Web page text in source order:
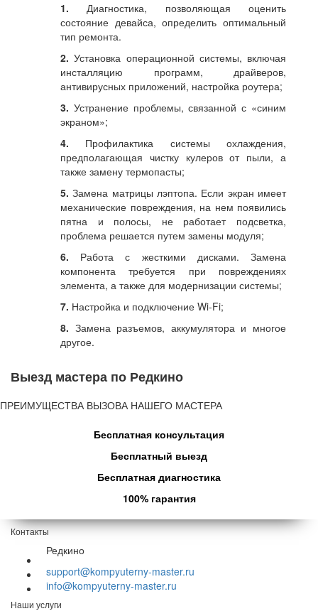
1. Диагностика, позволяющая оценить
состояние девайса, определить оптимальный
тип ремонта.
2. Установка операционной системы, включая
инсталляцию программ, драйверов,
антивирусных приложений, настройка роутера;
3. Устранение проблемы, связанной с «синим
экраном»;
4. Профилактика системы охлаждения,
предполагающая чистку кулеров от пыли, а
также замену термопасты;
5. Замена матрицы лэптопа. Если экран имеет
механические повреждения, на нем появились
пятна и полосы, не работает подсветка,
проблема решается путем замены модуля;
6. Работа с жесткими дисками. Замена
компонента требуется при повреждениях
элемента, а также для модернизации системы;
7. Настройка и подключение Wi-Fi;
8. Замена разъемов, аккумулятора и многое
другое.
Выезд мастера по Редкино
ПРЕИМУЩЕСТВА ВЫЗОВА НАШЕГО МАСТЕРА
Бесплатная консультация
Бесплатный выезд
Бесплатная диагностика
100% гарантия
Контакты
Редкино
support@kompyuterny-master.ru
info@kompyuterny-master.ru
Наши услуги